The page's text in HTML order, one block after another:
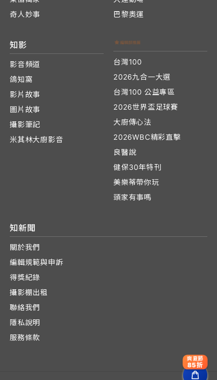
奇人妙事
巴黎奧運
知影
影音頻道
鴿知窩
影片故事
圖片故事
攝影筆記
米其林大廚影音
台灣100
2026九合一大選
台灣100 公益專區
2026世界盃足球賽
大廚傳心法
2026WBC精彩直擊
良醫說
健保30年特刊
美樂蒂帶你玩
頭家有事嗎
知新聞
關於我們
編輯規範與申訴
得獎紀錄
攝影棚出租
聯絡我們
隱私說明
服務條款
爽夏節
85折